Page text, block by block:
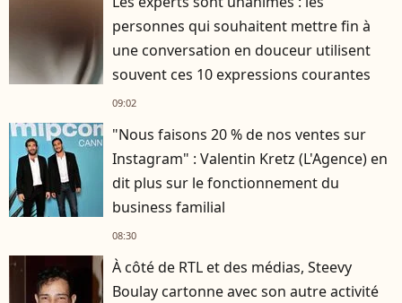
personnes qui souhaitent mettre fin à
une conversation en douceur utilisent
souvent ces 10 expressions courantes
09:02
"Nous faisons 20 % de nos ventes sur
Instagram" : Valentin Kretz (L'Agence) en
dit plus sur le fonctionnement du
business familial
08:30
À côté de RTL et des médias, Steevy
Boulay cartonne avec son autre activité